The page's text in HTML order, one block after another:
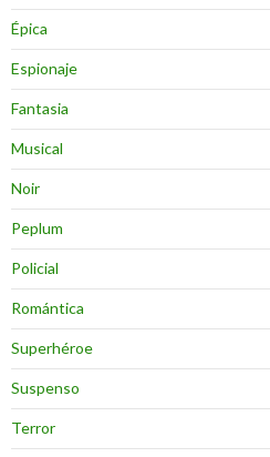
Épica
Espionaje
Fantasia
Musical
Noir
Peplum
Policial
Romántica
Superhéroe
Suspenso
Terror